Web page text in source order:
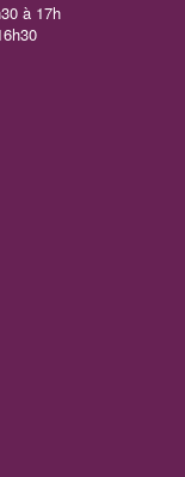
à 17h